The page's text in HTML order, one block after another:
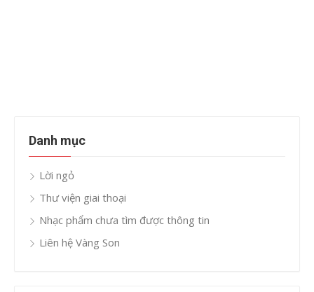
Danh mục
Lời ngỏ
Thư viện giai thoại
Nhạc phẩm chưa tìm được thông tin
Liên hệ Vàng Son